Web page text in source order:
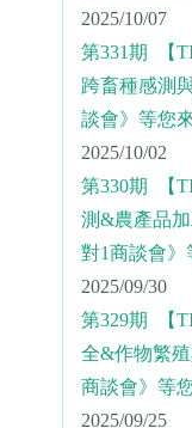
2025/10/07
第331期 【
跨畜種感測
談會》等您
2025/10/02
第330期 【
測&農產品
對1商談會》
2025/09/30
第329期 【
全&作物繁
商談會》等
2025/09/25